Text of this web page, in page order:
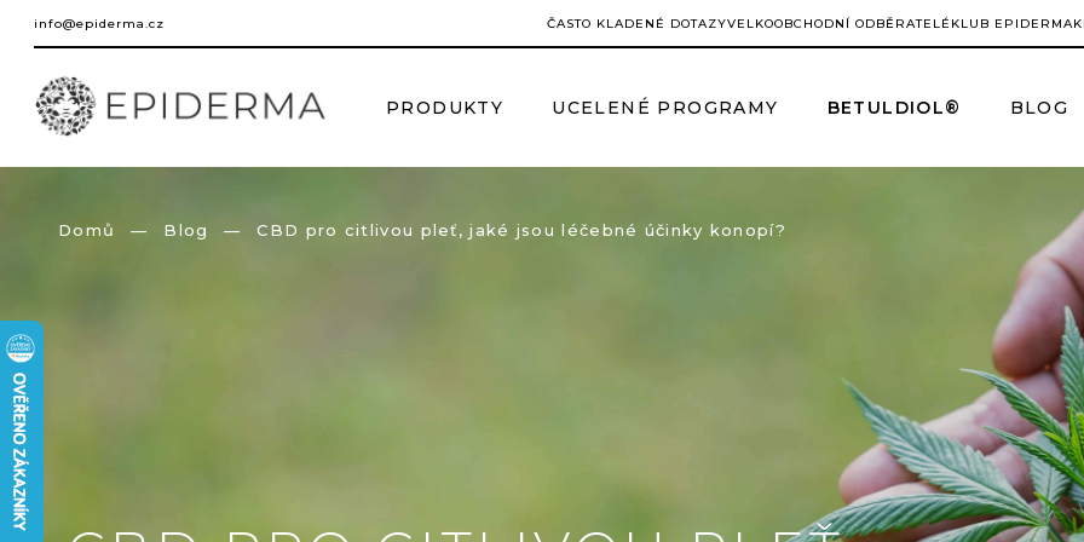
obsah
info@epiderma.cz ČASTO KLADENÉ DOTAZYVELKOOBCHODNÍ ODBĚRATELÉ KLUB EPIDERMA
PRODUKTY UCELENÉ PROGRAMY BETULDIOL® BLOG
Domů Blog CBD pro citlivou pleť, jaké jsou léčebné účinky konopí?